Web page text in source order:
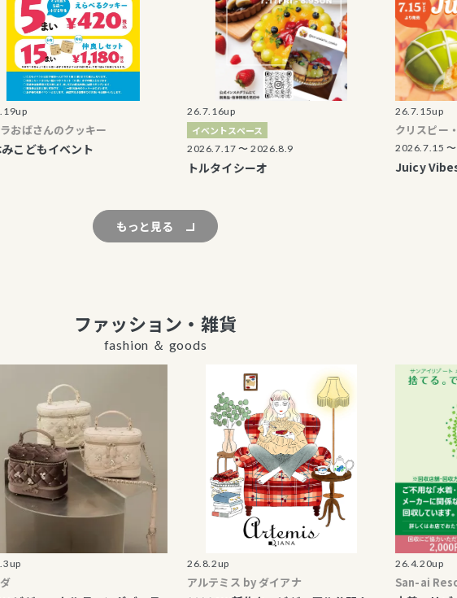
マルイのネット通販「マルイウェブチャネ
はこちら
んのクッキー
イベント
26.7.16up
イベントスペース
2026.7.17 〜 2026.8.9
トルタイシーオ
26.7.15up
クリスピー・クリー
2026.7.15 〜
Juicy Vibes
もっと見る
ファッション・雑貨
fashion ＆ goods
26.8.2up
アルテミス by ダイアナ
26.4.20up
San-ai Resort